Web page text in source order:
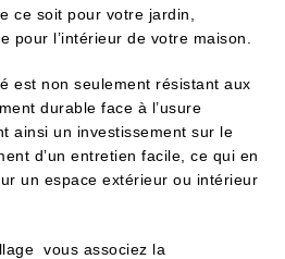
ce soit pour votre jardin,
pour l’intérieur de votre maison.
est non seulement résistant aux
durable face à l’usure
ainsi un investissement sur le
d’un entretien facile, ce qui en
un espace extérieur ou intérieur
vous associez la